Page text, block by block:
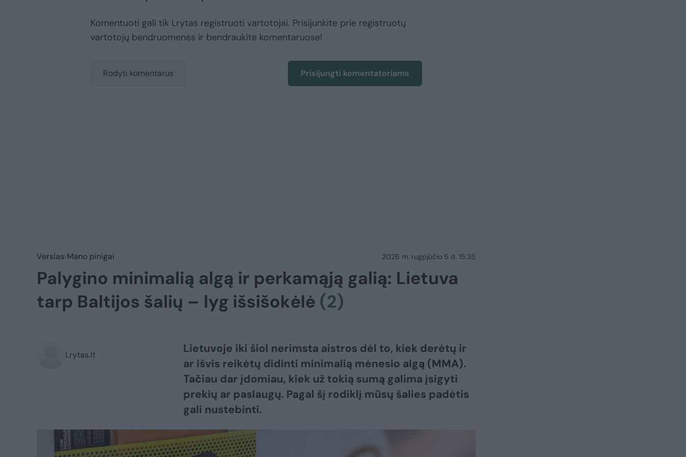
Komentuoti gali tik Lrytas registruoti vartotojai. Prisijunkite prie registruotų
vartotojų bendruomenės ir bendraukite komentaruose!
Rodyti komentarus Prisijungti komentatoriams
Verslas Mano pinigai 2026 m. rugpjūčio 5 d. 15:35
Palygino minimalią algą ir perkamąją galią: Lietuva
tarp Baltijos šalių – lyg išsišokėlė (2)
Lrytas.lt
Lietuvoje iki šiol nerimsta aistros dėl to, kiek derėtų ir
ar išvis reikėtų didinti minimalią mėnesio algą (MMA).
Tačiau dar įdomiau, kiek už tokią sumą galima įsigyti
prekių ar paslaugų. Pagal šį rodiklį mūsų šalies padėtis
gali nustebinti.